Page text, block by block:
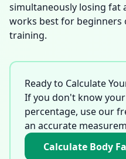
simultaneously losing fat
works best for
training.
Ready to Calculate
If you don't know
percentage, use our
an accurate
Calculate Body